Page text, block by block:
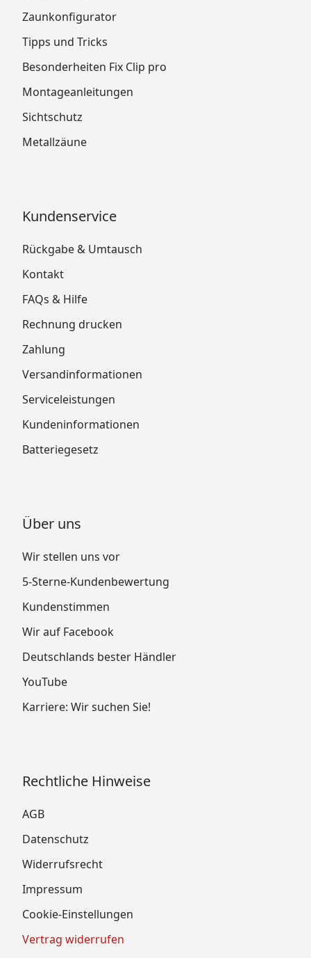
Zaunkonfigurator
Tipps und Tricks
Besonderheiten Fix Clip pro
Montageanleitungen
Sichtschutz
Metallzäune
Kundenservice
Rückgabe & Umtausch
Kontakt
FAQs & Hilfe
Rechnung drucken
Zahlung
Versandinformationen
Serviceleistungen
Kundeninformationen
Batteriegesetz
Über uns
Wir stellen uns vor
5-Sterne-Kundenbewertung
Kundenstimmen
Wir auf Facebook
Deutschlands bester Händler
YouTube
Karriere: Wir suchen Sie!
Rechtliche Hinweise
AGB
Datenschutz
Widerrufsrecht
Impressum
Cookie-Einstellungen
Vertrag widerrufen